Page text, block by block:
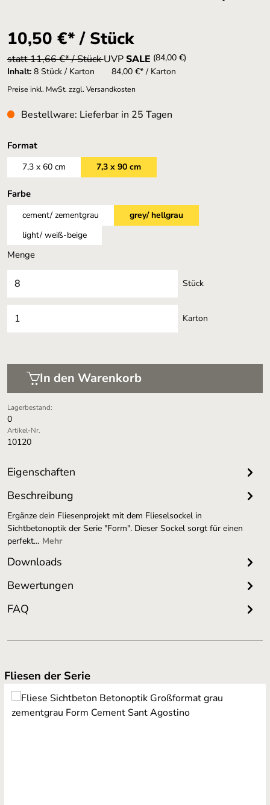
10,50 €* / Stück
statt 11,66 €* / StückUVPSALE (84,00 €)
Inhalt: 8 Stück / Karton 84,00 €* / Karton
Preise inkl. MwSt. zzgl. Versandkosten
Bestellware: Lieferbar in 25 Tagen
Formatauswählen
7,3 x 60 cm 7,3 x 90 cm
Farbeauswählen
cement/ zementgrau
grey/ hellgrau
light/ weiß-beige
Menge
Stück
Karton
In den Warenkorb
Lagerbestand:
0
Artikel-Nr.
10120
Eigenschaften
Beschreibung
Ergänze dein Fliesenprojekt mit dem Flieselsockel in
Sichtbetonoptik der Serie "Form". Dieser Sockel sorgt für einen
perfekt… Mehr
Downloads
Bewertungen
FAQ
Produktgalerie überspringen
Fliesen der Serie